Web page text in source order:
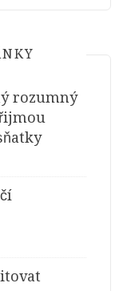
rozumný